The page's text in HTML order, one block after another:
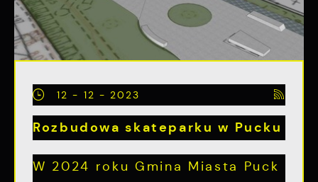
12 - 12 - 2023
Rozbudowa skateparku w Pucku
W 2024 roku Gmina Miasta Puck